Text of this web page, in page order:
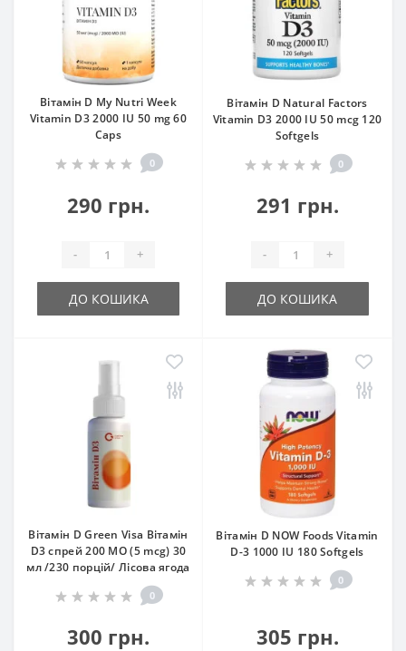
Вітамін D My Nutri Week
Vitamin D3 2000 IU 50 mg 60
Caps
0
290 грн.
- +
ДО КОШИКА
Вітамін D Natural Factors
Vitamin D3 2000 IU 50 mcg 120
Softgels
0
291 грн.
- +
ДО КОШИКА
Вітамін D Green Visa Вітамін
D3 спрей 200 MO (5 mcg) 30
мл /230 порцій/ Лісова ягода
0
300 грн.
Вітамін D NOW Foods Vitamin
D-3 1000 IU 180 Softgels
0
305 грн.